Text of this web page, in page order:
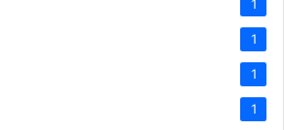
1
1
1
1